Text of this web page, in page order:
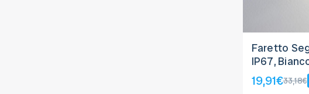
Faretto
IP67,
19,91€33,18€